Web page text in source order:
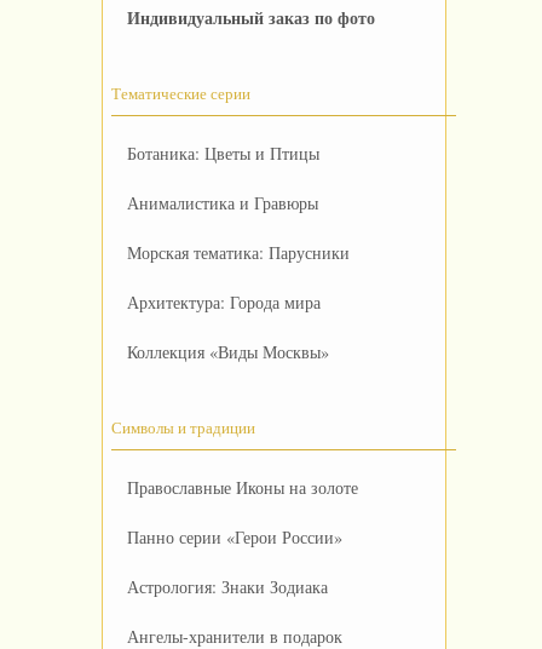
Индивидуальный заказ по фото
Тематические серии
Ботаника: Цветы и Птицы
Анималистика и Гравюры
Морская тематика: Парусники
Архитектура: Города мира
Коллекция «Виды Москвы»
Символы и традиции
Православные Иконы на золоте
Панно серии «Герои России»
Астрология: Знаки Зодиака
Ангелы-хранители в подарок